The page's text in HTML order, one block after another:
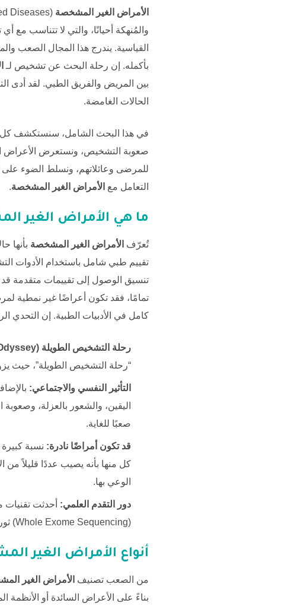
الأمراض الغير المشخصة
والمُنهكة أحيانًا، والتي لا تتناسب
القياسية. يندرج هذا المجال الصعب
بأكمله. إن رحلة البحث عن تشخيص لـ
بين المريض والفريق الطبي. لقد أدى
الحالات الغامضة.
في هذا البحث الشامل، سنستكشف كل
صعوبة التشخيص، ونستعرض الأعراض
للمرضى وعائلاتهم، ونسلط الضوء على
التعامل مع الأمراض الغير المشخصة.
ما هي الأمراض الغير
تُعرّف الأمراض الغير المشخصة بأنها
تقييم طبي شامل باستخدام الأدوات
تنسيق الوصول إلى تقييمات متقدمة
تمامًا، فقد تكون أعراضًا غير نمطية
كامل في الأدبيات الطبية. إن التحدي
رحلة التشخيص الطويلة (Diagnostic Odyssey):
“رحلة التشخيص الطويلة”، حيث
التأثير النفسي والاجتماعي:
اليقين، والشعور بالعزلة،
صعبًا للغاية.
قد تكون أمراضًا نادرة: نسبة
كل منها بأنه يصيب عددًا قليلاً
الوعي بها.
دور التقدم العلمي:
(Whole Exome Sequencing) ثورة في تشخيص
أنواع الأمراض الغير
من الصعب تصنيف الأمراض الغير
بناءً على الأعراض السائدة أو الأنظمة